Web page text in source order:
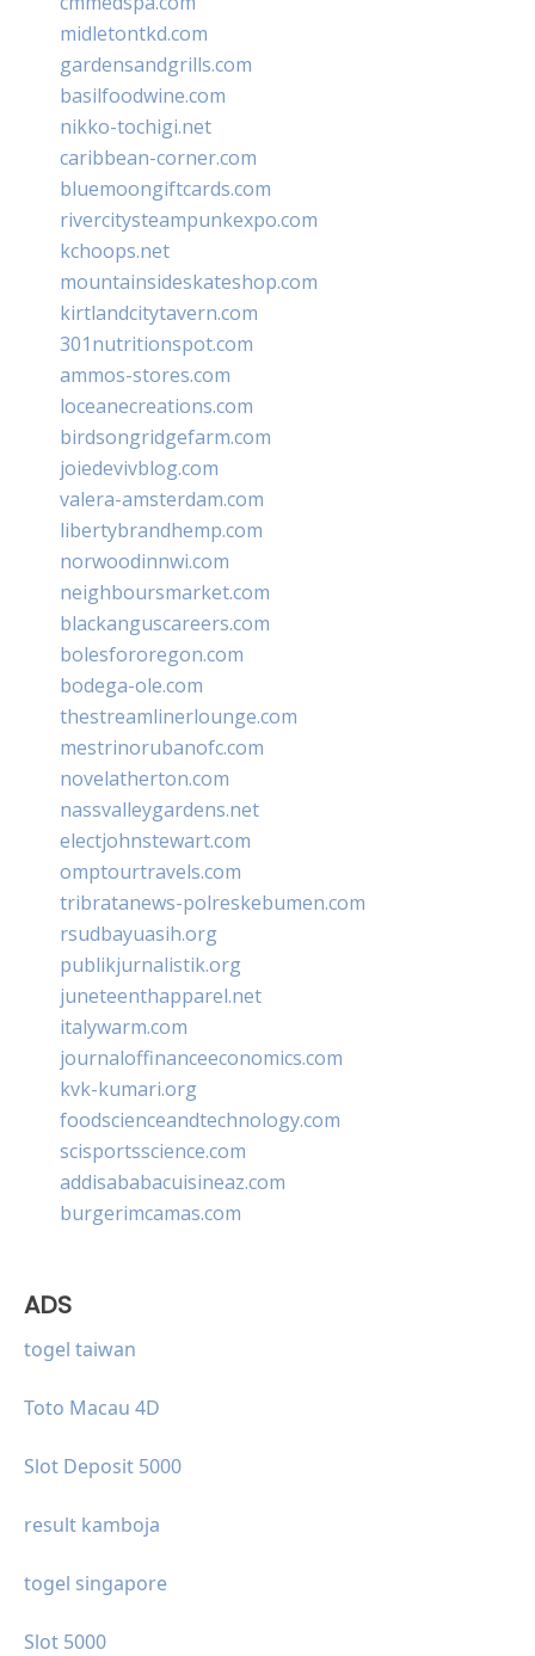
midletontkd.com
gardensandgrills.com
basilfoodwine.com
nikko-tochigi.net
caribbean-corner.com
bluemoongiftcards.com
rivercitysteampunkexpo.com
kchoops.net
mountainsideskateshop.com
kirtlandcitytavern.com
301nutritionspot.com
ammos-stores.com
loceanecreations.com
birdsongridgefarm.com
joiedevivblog.com
valera-amsterdam.com
libertybrandhemp.com
norwoodinnwi.com
neighboursmarket.com
blackanguscareers.com
bolesfororegon.com
bodega-ole.com
thestreamlinerlounge.com
mestrinorubanofc.com
novelatherton.com
nassvalleygardens.net
electjohnstewart.com
omptourtravels.com
tribratanews-polreskebumen.com
rsudbayuasih.org
publikjurnalistik.org
juneteenthapparel.net
italywarm.com
journaloffinanceeconomics.com
kvk-kumari.org
foodscienceandtechnology.com
scisportsscience.com
addisababacuisineaz.com
burgerimcamas.com
ADS
togel taiwan
Toto Macau 4D
Slot Deposit 5000
result kamboja
togel singapore
Slot 5000